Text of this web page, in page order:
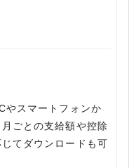
やスマートフォンか
ごとの支給額や控除
てダウンロードも可